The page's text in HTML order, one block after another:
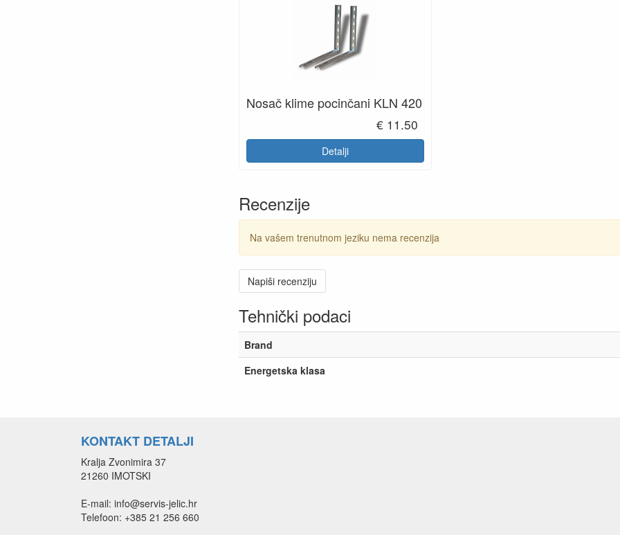
Nosač klime pocinčani KLN 420
€ 11.50
Detalji
Recenzije
Na vašem trenutnom jeziku nema recenzija
Napiši recenziju
Tehnički podaci
Brand
Energetska klasa
KONTAKT DETALJI
Kralja Zvonimira 37
21260 IMOTSKI
E-mail: info@servis-jelic.hr
Telefoon: +385 21 256 660